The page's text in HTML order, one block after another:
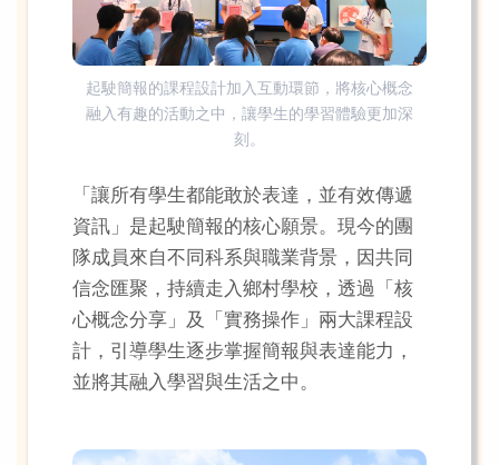
起駛簡報的課程設計加入互動環節，將核心概念
融入有趣的活動之中，讓學生的學習體驗更加深
刻。
「讓所有學生都能敢於表達，並有效傳遞
資訊」是起駛簡報的核心願景。現今的團
隊成員來自不同科系與職業背景，因共同
信念匯聚，持續走入鄉村學校，透過「核
心概念分享」及「實務操作」兩大課程設
計，引導學生逐步掌握簡報與表達能力，
並將其融入學習與生活之中。